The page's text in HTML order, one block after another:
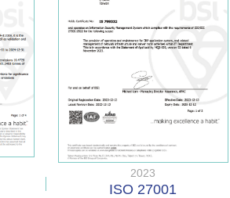
2023
ISO 27001